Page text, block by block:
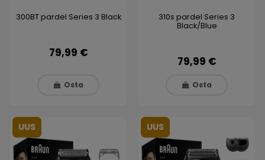
300BT pardel Series 3 Black
79,99 €
Osta
310s pardel Series 3
Black/Blue
79,99 €
Osta
UUS UUS